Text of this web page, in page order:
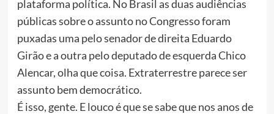
plataforma política. No Brasil as duas audiências
públicas sobre o assunto no Congresso foram
puxadas uma pelo senador de direita Eduardo
Girão e a outra pelo deputado de esquerda Chico
Alencar, olha que coisa. Extraterrestre parece ser
assunto bem democrático.
É isso, gente. E louco é que se sabe que nos anos de